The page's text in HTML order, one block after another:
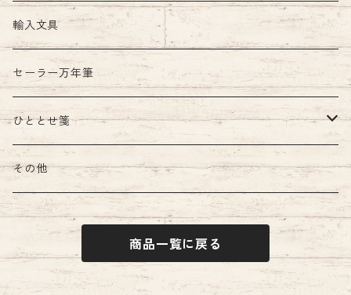
輸入文具
セーラー万年筆
ひととせ箋
ひととせ一筆箋
その他
商品一覧に戻る